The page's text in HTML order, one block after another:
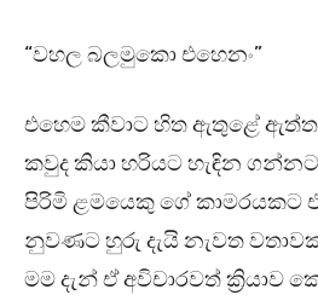
“වහල බලමුකො එහෙනං”
එහෙම කීවාට හිත ඇතුළේ
කවුද කියා හරියට හැඳින
පිරිමි ළමයෙකු ගේ කාමරයකට
නුවණට හුරු දැයි නැවත
මම දැන් ඒ අවිචාරවත් ක්‍රියාව